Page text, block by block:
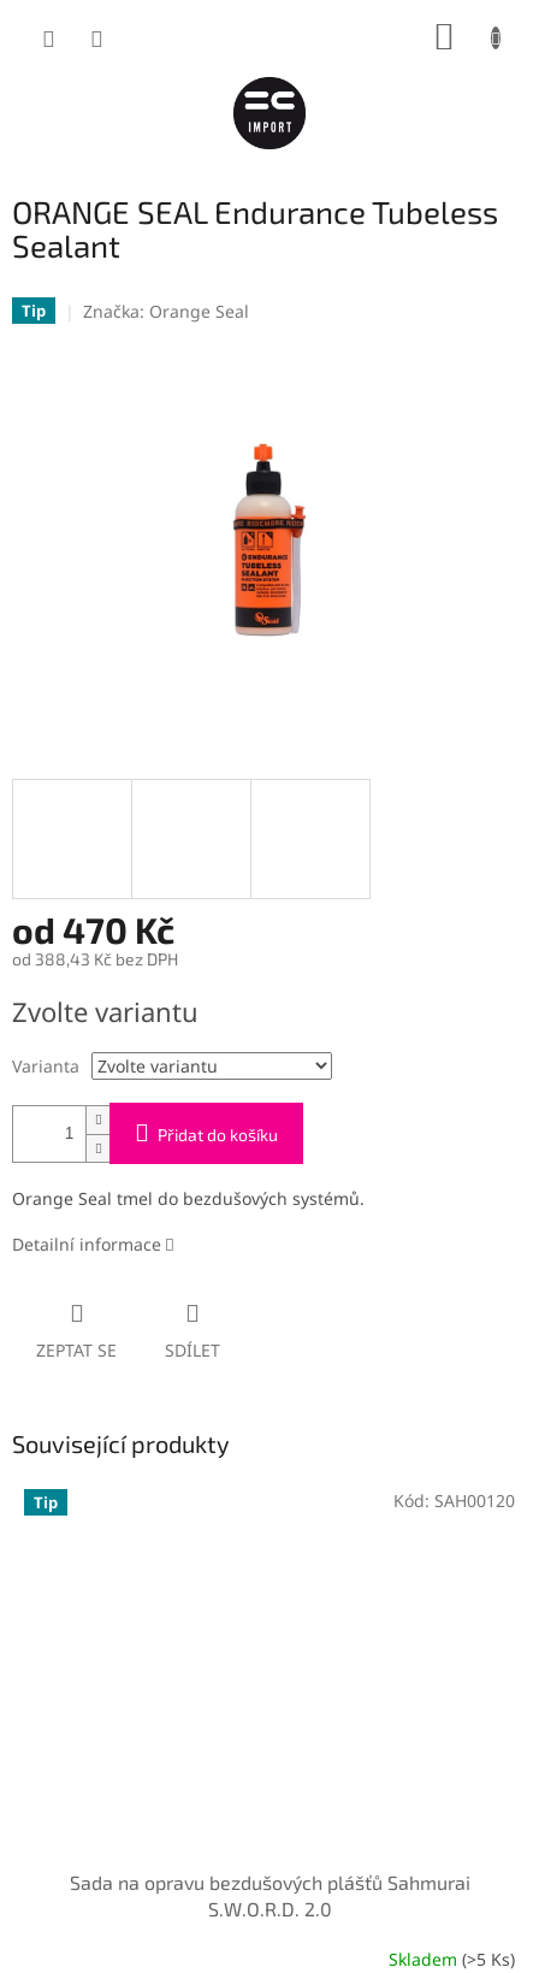
ORANGE SEAL Endurance Tubeless
Sealant
Tip Značka: Orange Seal
od 470 Kč
od 388,43 Kč bez DPH
cena:
Zvolte variantu
Varianta
Přidat do košíku
Orange Seal tmel do bezdušových systémů.
Detailní informace
ZEPTAT SE SDÍLET
Související produkty
Tip
Sada na opravu bezdušových plášťů Sahmurai
S.W.O.R.D. 2.0
Skladem (>5 Ks)
Kód: SAH00120